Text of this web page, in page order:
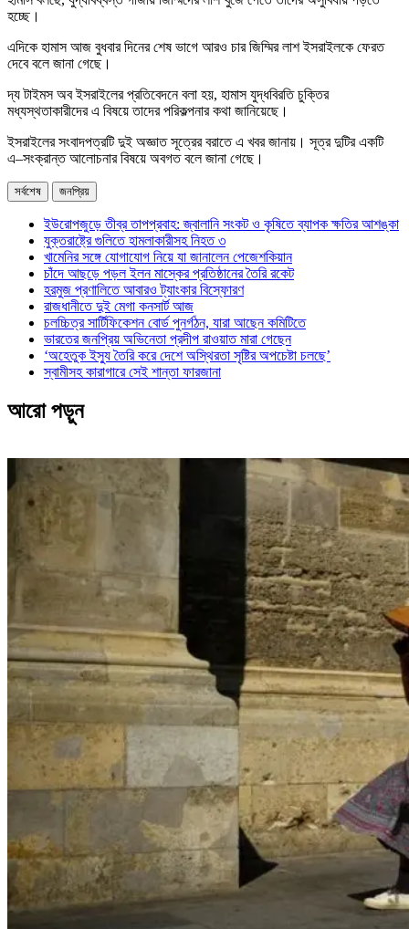
হচ্ছে।
এদিকে হামাস আজ বুধবার দিনের শেষ ভাগে আরও চার জিম্মির লাশ ইসরাইলকে ফেরত
দেবে বলে জানা গেছে।
দ্য টাইমস অব ইসরাইলের প্রতিবেদনে বলা হয়, হামাস যুদ্ধবিরতি চুক্তির
মধ্যস্থতাকারীদের এ বিষয়ে তাদের পরিকল্পনার কথা জানিয়েছে।
ইসরাইলের সংবাদপত্রটি দুই অজ্ঞাত সূত্রের বরাতে এ খবর জানায়। সূত্র দুটির একটি
এ–সংক্রান্ত আলোচনার বিষয়ে অবগত বলে জানা গেছে।
সর্বশেষ জনপ্রিয়
ইউরোপজুড়ে তীব্র তাপপ্রবাহ: জ্বালানি সংকট ও কৃষিতে ব্যাপক ক্ষতির আশঙ্কা
যুক্তরাষ্ট্রে গুলিতে হামলাকারীসহ নিহত ৩
খামেনির সঙ্গে যোগাযোগ নিয়ে যা জানালেন পেজেশকিয়ান
চাঁদে আছড়ে পড়ল ইলন মাস্কের প্রতিষ্ঠানের তৈরি রকেট
হরমুজ প্রণালিতে আবারও ট্যাংকার বিস্ফোরণ
রাজধানীতে দুই মেগা কনসার্ট আজ
চলচ্চিত্র সার্টিফিকেশন বোর্ড পুনর্গঠন, যারা আছেন কমিটিতে
ভারতের জনপ্রিয় অভিনেতা প্রদীপ রাওয়াত মারা গেছেন
‘অহেতুক ইস্যু তৈরি করে দেশে অস্থিরতা সৃষ্টির অপচেষ্টা চলছে’
স্বামীসহ কারাগারে সেই শান্তা ফারজানা
আরো পড়ুন